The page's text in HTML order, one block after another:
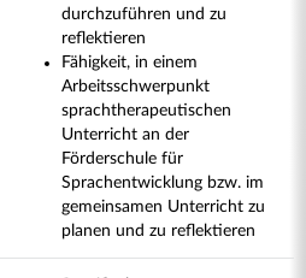
durchzuführen und zu
reflektieren
Fähigkeit, in einem
Arbeitsschwerpunkt
sprachtherapeutischen
Unterricht an der
Förderschule für
Sprachentwicklung bzw. im
gemeinsamen Unterricht zu
planen und zu reflektieren